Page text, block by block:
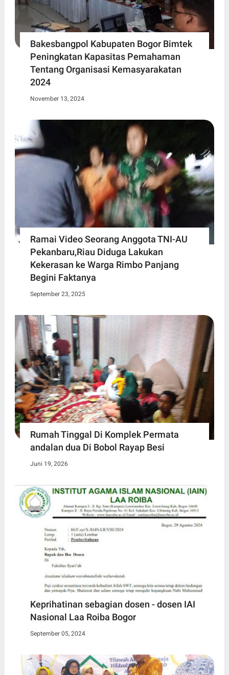
Bakesbangpol Kabupaten Bogor Bimtek
Peningkatan Kapasitas Pemahaman
Tentang Organisasi Kemasyarakatan
2024
November 13, 2024
Ramai Video Seorang Anggota TNI-AU
Pekanbaru,Riau Diduga Lakukan
Kekerasan ke Warga Rimbo Panjang
Begini Faktanya
September 23, 2025
Rumah Tinggal Di Komplek Permata
andalan dua Di Bobol Rayap Besi
Juni 19, 2026
Keprihatinan sebagian dosen - dosen IAI
Nasional Laa Roiba Bogor
September 05, 2024